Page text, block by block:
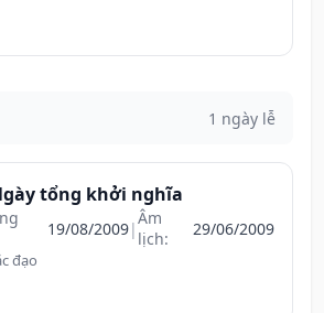
1 ngày lễ
tổng khởi nghĩa
19/08/2009|Âm
lịch:
29/06/2009
đạo